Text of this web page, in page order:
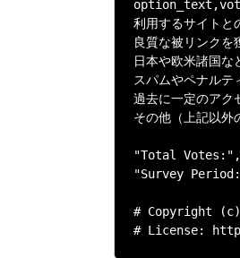
利用するサイト
良質な被リンク
日本や欧米諸国
スパムやペナル
過去に一定のア
その他（上記以
"Total
"Survey
# Copyright (c)